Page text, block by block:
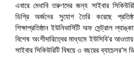
এবারে মেধাবি তরুণদের জন্য সাইবার
ডিগ্রি অর্জনের সুযোগ তৈরি করেছে
শিক্ষাপ্রতিষ্ঠান ইউনিভার্সিটি অফ সেন্ট্রাল
বিশেষ অংশীদারিত্বের মাধ্যমে ইউসিবি’র আওতায়
সাইবার সিকিউরিটি বিষয়ে ৩ বছরের ব্যাচেলর’স